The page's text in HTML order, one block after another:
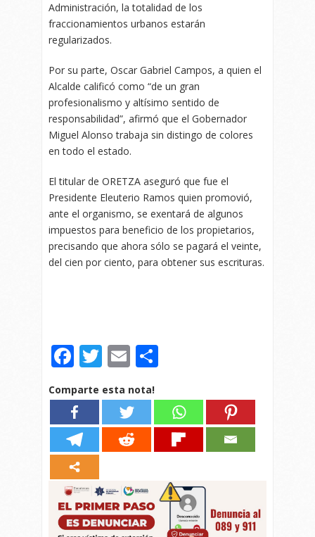
Administración, la totalidad de los
fraccionamientos urbanos estarán
regularizados.
Por su parte, Oscar Gabriel Campos, a quien el
Alcalde calificó como “de un gran
profesionalismo y altísimo sentido de
responsabilidad”, afirmó que el Gobernador
Miguel Alonso trabaja sin distingo de colores
en todo el estado.
El titular de ORETZA aseguró que fue el
Presidente Eleuterio Ramos quien promovió,
ante el organismo, se exentará de algunos
impuestos para beneficio de los propietarios,
precisando que ahora sólo se pagará el veinte,
del cien por ciento, para obtener sus escrituras.
Facebook
Twitter
Email
Comparte esta nota!